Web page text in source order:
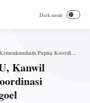
Tingkatkan Layanan AHU, Kanwil Kemenkumham Papua Koordinasi dengan Notaris Boven Digoel
Kanwil